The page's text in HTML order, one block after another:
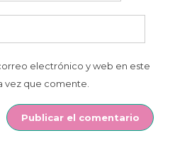
electrónico y web en este
vez que comente.